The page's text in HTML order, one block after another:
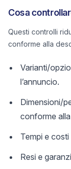
Cosa
Questi controlli
conforme alla
Varianti/
l’annuncio.
Dimensioni/
conforme
Tempi e
Resi e